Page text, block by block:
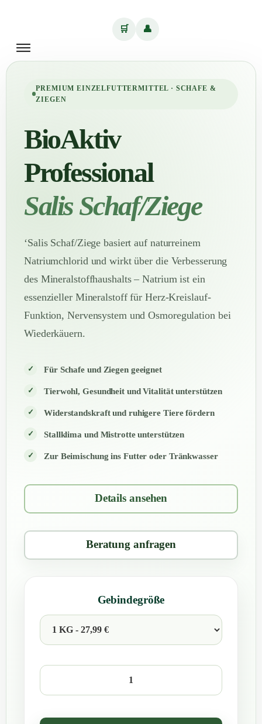
🛒 👤
PREMIUM EINZELFUTTERMITTEL · SCHAFE &
ZIEGEN
BioAktiv
Professional
Salis Schaf/Ziege
‘Salis Schaf/Ziege basiert auf naturreinem
Natriumchlorid und wirkt über die Verbesserung
des Mineralstoffhaushalts – Natrium ist ein
essenzieller Mineralstoff für Herz-Kreislauf-
Funktion, Nervensystem und Osmoregulation bei
Wiederkäuern.
Für Schafe und Ziegen geeignet
Tierwohl, Gesundheit und Vitalität unterstützen
Widerstandskraft und ruhigere Tiere fördern
Stallklima und Mistrotte unterstützen
Zur Beimischung ins Futter oder Tränkwasser
Details ansehen
Beratung anfragen
Gebindegröße
BioAktiv
Schaf/Ziege